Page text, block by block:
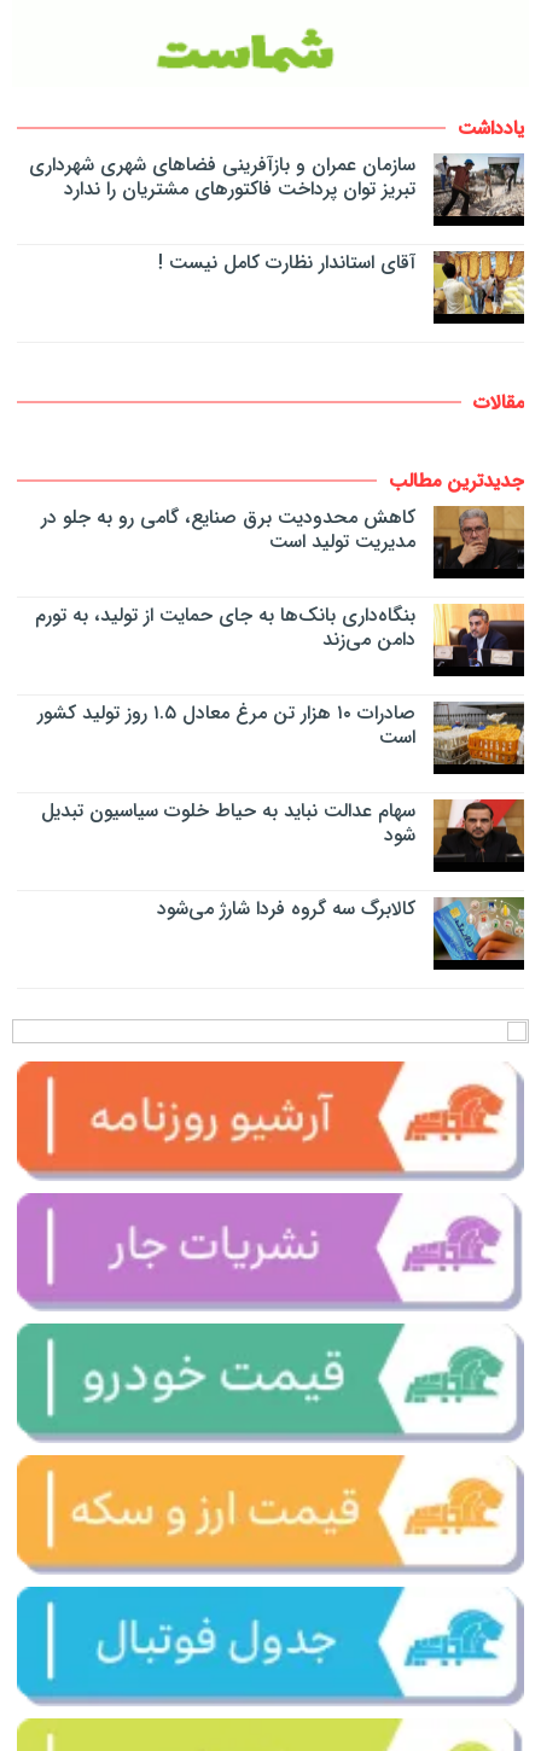
یادداشت
سازمان عمران و بازآفرینی فضاهای شهری شهرداری
تبریز توان پرداخت فاکتورهای مشتریان را ندارد
آقای استاندار نظارت کامل نیست !
مقالات
جدیدترین مطالب
کاهش محدودیت برق صنایع، گامی رو به جلو در
مدیریت تولید است
بنگاه‌داری بانک‌ها به جای حمایت از تولید، به تورم
دامن می‌زند
صادرات ۱۰ هزار تن مرغ معادل ۱.۵ روز تولید کشور
است
سهام عدالت نباید به حیاط خلوت سیاسیون تبدیل
شود
کالابرگ سه گروه فردا شارژ می‌شود